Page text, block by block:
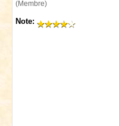
(Membre)
Note: